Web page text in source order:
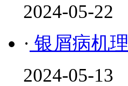
2024-05-22
· 银屑病机理
2024-05-13